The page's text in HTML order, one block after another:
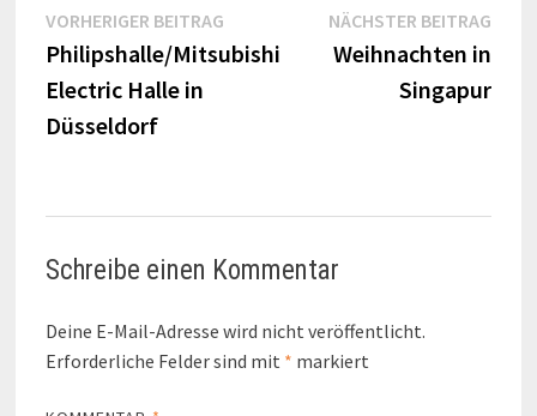
Beitragsnavigation
VORHERIGER BEITRAGVorheriger
Beitrag:
Philipshalle/Mitsubishi
Electric Halle in
Düsseldorf
NÄCHSTER BEITRAG
Weihnachten in
Singapur
Schreibe einen Kommentar
Deine E-Mail-Adresse wird nicht veröffentlicht.
Erforderliche Felder sind mit * markiert